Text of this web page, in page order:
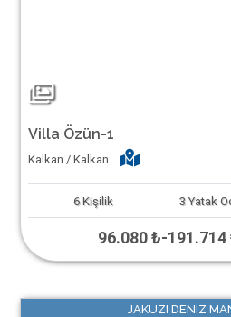
Villa Özün-1
Kalkan / Kalkan
6 Kişilik 3 Yatak
96.080 ₺-191.714
JAKUZI DENIZ